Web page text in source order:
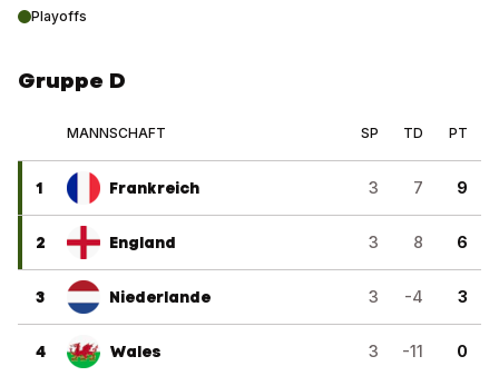
Playoffs
Gruppe D
MANNSCHAFT SP TD PT
1 Frankreich 3 7 9
2 England 3 8 6
3 Niederlande 3 -4 3
4 Wales 3 -11 0